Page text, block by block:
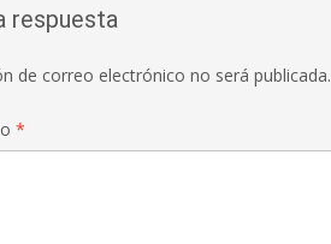
respuesta
de correo electrónico no será publicada.
*